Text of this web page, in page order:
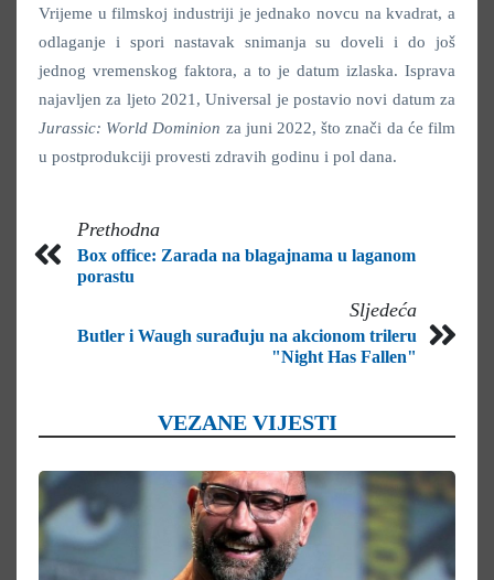
Vrijeme u filmskoj industriji je jednako novcu na kvadrat, a
odlaganje i spori nastavak snimanja su doveli i do još
jednog vremenskog faktora, a to je datum izlaska. Isprava
najavljen za ljeto 2021, Universal je postavio novi datum za
Jurassic: World Dominion za juni 2022, što znači da će film
u postprodukciji provesti zdravih godinu i pol dana.
Prethodna
Box office: Zarada na blagajnama u laganom
porastu
Sljedeća
Butler i Waugh surađuju na akcionom trileru
"Night Has Fallen"
VEZANE VIJESTI